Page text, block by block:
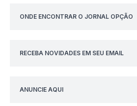
ONDE ENCONTRAR O JORNAL OPÇÃO
RECEBA NOVIDADES EM SEU EMAIL
ANUNCIE AQUI